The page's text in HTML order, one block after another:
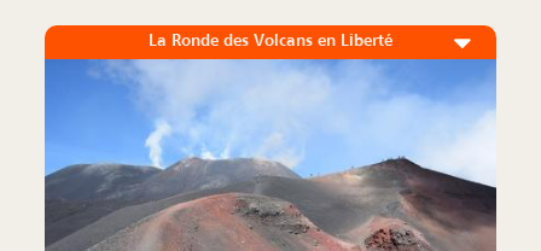
La Ronde des Volcans en Liberté